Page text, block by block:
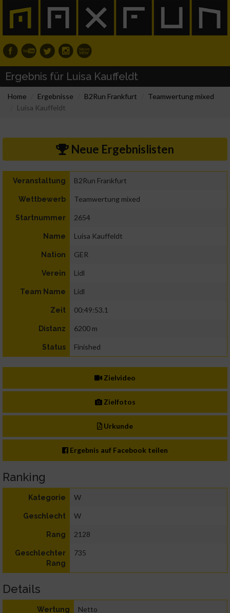
Ergebnis für Luisa Kauffeldt
Home Ergebnisse B2Run Frankfurt
Teamwertung mixed
Luisa Kauffeldt
Neue Ergebnislisten
Veranstaltung B2Run Frankfurt
Wettbewerb Teamwertung mixed
Startnummer 2654
Name Luisa Kauffeldt
Nation GER
Verein Lidl
Team Name Lidl
Zeit 00:49:53.1
Distanz 6200 m
Status Finished
Zielvideo
Zielfotos
Urkunde
Ergebnis auf Facebook teilen
Ranking
Kategorie W
Geschlecht W
Rang 2128
Geschlechter
Rang
735
Details
Wertung Netto